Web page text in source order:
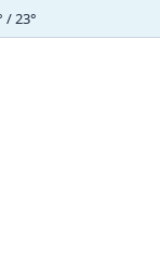
/ 23°